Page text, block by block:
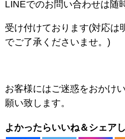
LINEでのお問い合わせは随
受け付けております(対応は
でご了承くださいませ。)
お客様にはご迷惑をおかけ
願い致します。
よかったらいいね＆シェア